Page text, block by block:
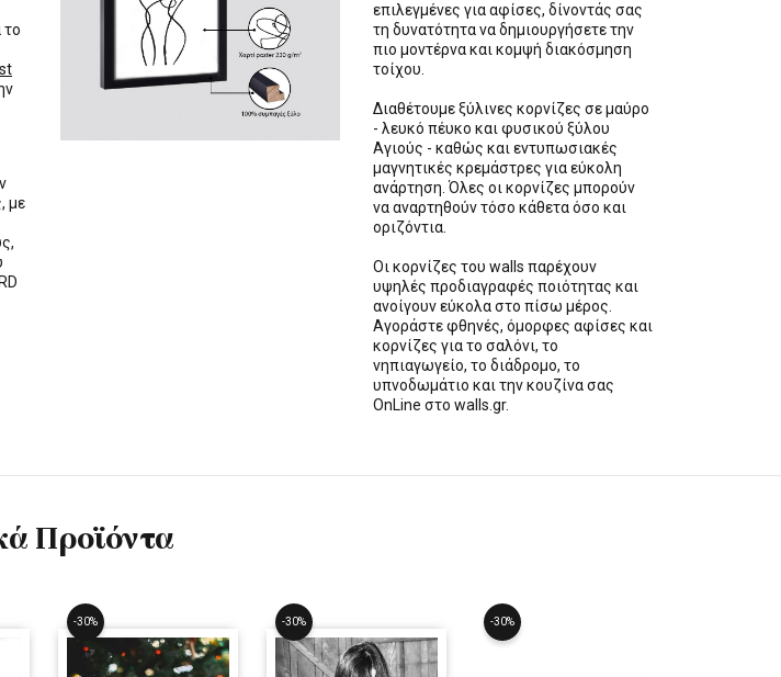
το
με
επιλεγμένες για αφίσες, δίνοντάς σας
τη δυνατότητα να δημιουργήσετε την
πιο μοντέρνα και κομψή διακόσμηση
τοίχου.
Διαθέτουμε ξύλινες κορνίζες σε μαύρο
- λευκό πέυκο και φυσικού ξύλου
Αγιούς - καθώς και εντυπωσιακές
μαγνητικές κρεμάστρες για εύκολη
ανάρτηση. Όλες οι κορνίζες μπορούν
να αναρτηθούν τόσο κάθετα όσο και
οριζόντια.
Οι κορνίζες του walls παρέχουν
υψηλές προδιαγραφές ποιότητας και
ανοίγουν εύκολα στο πίσω μέρος.
Αγοράστε φθηνές, όμορφες αφίσες και
κορνίζες για το σαλόνι, το
νηπιαγωγείο, το διάδρομο, το
υπνοδωμάτιο και την κουζίνα σας
OnLine στο walls.gr.
Προϊόντα
-30% -30% -30%